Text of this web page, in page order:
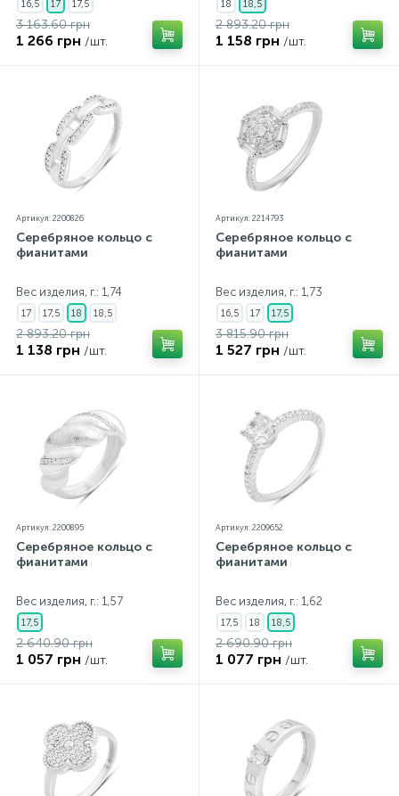
16,5 17 17,5
3 163.60 грн
1 266 грн /шт.
18 18,5
2 893.20 грн
1 158 грн /шт.
Артикул: 2200826
Серебряное кольцо с
фианитами
Вес изделия, г.: 1,74
17 17,5 18 18,5
2 893.20 грн
1 138 грн /шт.
Артикул: 2214793
Серебряное кольцо с
фианитами
Вес изделия, г.: 1,73
16,5 17 17,5
3 815.90 грн
1 527 грн /шт.
Артикул: 2200895
Серебряное кольцо с
фианитами
Вес изделия, г.: 1,57
17,5
2 640.90 грн
1 057 грн /шт.
Артикул: 2209652
Серебряное кольцо с
фианитами
Вес изделия, г.: 1,62
17,5 18 18,5
2 690.90 грн
1 077 грн /шт.